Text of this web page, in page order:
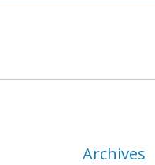
Archives